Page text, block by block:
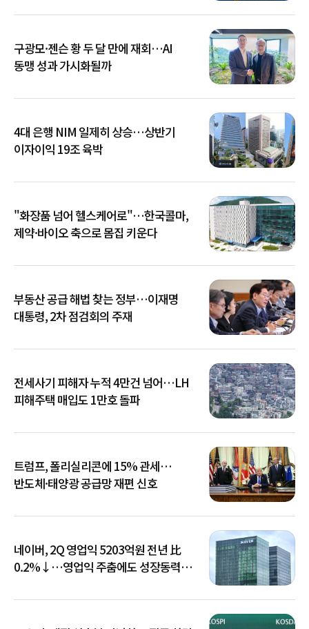
구광모·젠슨 황 두 달 만에 재회…AI
동맹 성과 가시화될까
4대 은행 NIM 일제히 상승…상반기
이자이익 19조 육박
"화장품 넘어 헬스케어로"…한국콜마,
제약·바이오 축으로 몸집 키운다
부동산 공급 해법 찾는 정부…이재명
대통령, 2차 점검회의 주재
전세사기 피해자 누적 4만건 넘어…LH
피해주택 매입도 1만호 돌파
트럼프, 폴리실리콘에 15% 관세…
반도체·태양광 공급망 재편 신호
네이버, 2Q 영업익 5203억원 전년 比
0.2%↓…영업익 주춤에도 성장동력